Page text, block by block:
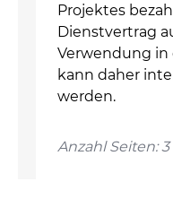
Projektes
Dienstvertrag
Verwendung in
kann daher
werden.
Anzahl Seiten: 3